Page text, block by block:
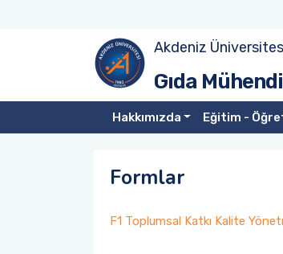
Akdeniz
Gıda
Hakkımızda Eğitim -
Formlar
F1 Toplumsal Katkı Kalite
Yönetim
Lisans Ders Görevlendirmeleri
Lisans Dersler Kataloğu
Öğrenci Sınıf ve Bölüm Temsilcileri
Öğrenci Akademik Danışmanlıklar
Lisans Yandal Eğitimi
Yüksek Lisans Müfredat
Yüksek Lisans Ders Kataloğu
Doktora Müfredat
Doktora Ders Kataloğu
Bölüm Personeli
Bölüme Emeği Geçenler
Laboratuvarlar